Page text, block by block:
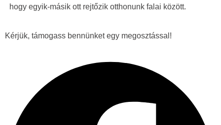
hogy egyik-másik ott rejtőzik otthonunk falai között.
Kérjük, támogass bennünket egy megosztással!